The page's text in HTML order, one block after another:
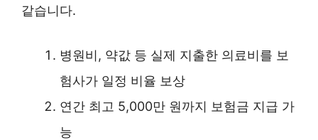
같습니다.
병원비, 약값 등 실제 지출한 의료비를 보
험사가 일정 비율 보상
연간 최고 5,000만 원까지 보험금 지급 가
능